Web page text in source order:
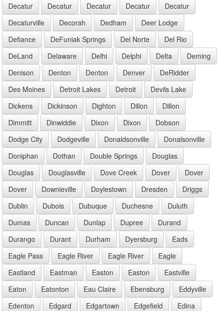
Decatur
Decatur Decatur Decatur
Decatur
Decaturville
Decorah Dedham
Deer Lodge
Defiance
DeFuniak Springs Del Norte
Del Rio
DeLand
Delaware Delhi Delphi Delta
Deming
Denison
Denton Denton Denver
DeRidder
Des Moines
Detroit Lakes Detroit
Devils Lake
Dickens
Dickinson Dighton Dillon
Dillon
Dimmitt
Dinwiddie Dixon Dixon
Dobson
Dodge City
Dodgeville Donaldsonville
Donalsonville
Doniphan
Dothan Double Springs
Douglas
Douglas
Douglasville Dove Creek Dover
Dover
Dover
Downieville Doylestown Dresden
Driggs
Dublin
Dubois Dubuque Duchesne
Duluth
Dumas
Duncan Dunlap Dupree
Durand
Durango
Durant Durham Dyersburg
Eads
Eagle Pass
Eagle River Eagle River
Eagle
Eastland
Eastman Easton Easton
Eastville
Eaton
Eatonton Eau Claire Ebensburg
Eddyville
Edenton
Edgard Edgartown Edgefield
Edina